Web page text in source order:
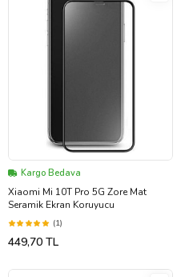
Kargo Bedava
Xiaomi Mi 10T Pro 5G Zore Mat
Seramik Ekran Koruyucu
(1)
449,70 TL